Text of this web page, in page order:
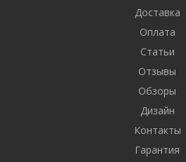
Доставка
Оплата
Статьи
Отзывы
Обзоры
Дизайн
Контакты
Гарантия